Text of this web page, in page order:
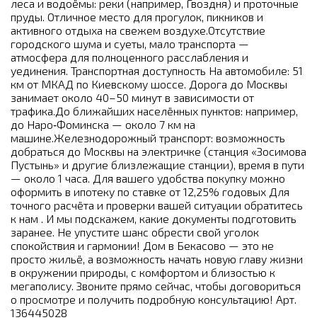
леса и водоёмы: реки (например, Гвоздня) и проточные
пруды. Отличное место для прогулок, пикников и
активного отдыха на свежем воздухе.Отсутствие
городского шума и суеты, мало транспорта —
атмосфера для полноценного расслабления и
уединения. Транспортная доступность На автомобиле: 51
км от МКАД по Киевскому шоссе. Дорога до Москвы
занимает около 40–50 минут в зависимости от
трафика.До ближайших населённых пунктов: например,
до Наро‑Фоминска — около 7 км на
машине.Железнодорожный транспорт: возможность
добраться до Москвы на электричке (станция «Зосимова
Пустынь» и другие близлежащие станции), время в пути
— около 1 часа. Для вашего удобства покупку можно
оформить в ипотеку по ставке от 12,25% годовых Для
точного расчёта и проверки вашей ситуации обратитесь
к нам . И мы подскажем, какие документы подготовить
заранее. Не упустите шанс обрести свой уголок
спокойствия и гармонии! Дом в Бекасово — это не
просто жильё, а возможность начать новую главу жизни
в окружении природы, с комфортом и близостью к
мегаполису. Звоните прямо сейчас, чтобы договориться
о просмотре и получить подробную консультацию! Арт.
136445028